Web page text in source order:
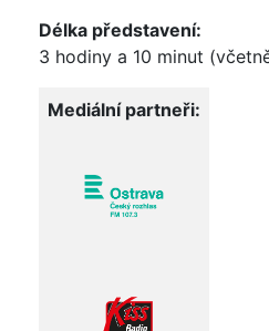
Délka představení:
3 hodiny a 10 minut
Mediální partneři: